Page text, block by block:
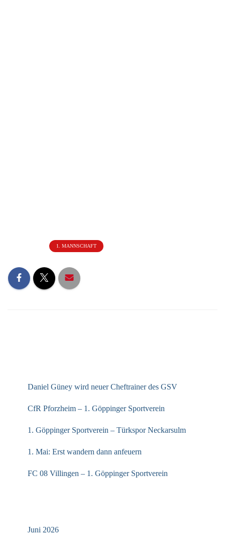
1. MANNSCHAFT
Daniel Güney wird neuer Cheftrainer des GSV
CfR Pforzheim – 1. Göppinger Sportverein
1. Göppinger Sportverein – Türkspor Neckarsulm
1. Mai: Erst wandern dann anfeuern
FC 08 Villingen – 1. Göppinger Sportverein
Juni 2026